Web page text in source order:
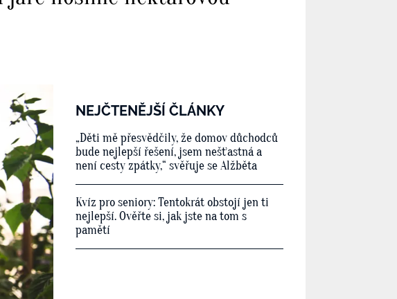
NEJČTENĚJŠÍ ČLÁNKY
„Děti mě přesvědčily, že domov důchodců
bude nejlepší řešení, jsem nešťastná a
není cesty zpátky,“ svěřuje se Alžběta
Kvíz pro seniory: Tentokrát obstojí jen ti
nejlepší. Ověřte si, jak jste na tom s
pamětí